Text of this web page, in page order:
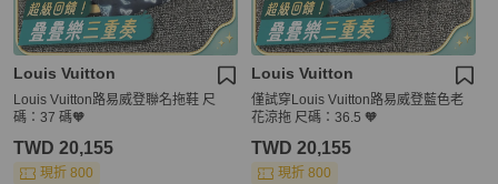
Louis Vuitton
Louis Vuitton路易威登聯名拖鞋 尺
碼：37 碼🧡
TWD 20,155
現折 800
Louis Vuitton
僅試穿Louis Vuitton路易威登藍色老
花涼拖 尺碼：36.5 🧡
TWD 20,155
現折 800